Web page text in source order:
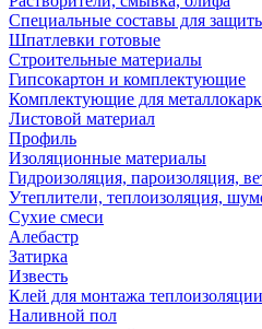
Специальные составы для
Шпатлевки готовые
Строительные материалы
Гипсокартон и комплектующие
Комплектующие для
Листовой материал
Профиль
Изоляционные материалы
Гидроизоляция, пароизоляция,
Утеплители, теплоизоляция,
Сухие смеси
Алебастр
Затирка
Известь
Клей для монтажа теплоизоляции
Наливной пол